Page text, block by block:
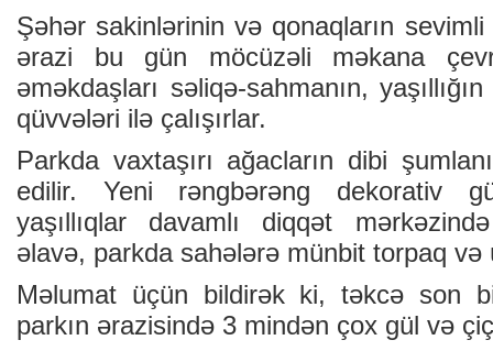
Şəhər sakinlərinin və qonaqların
ərazi bu gün möcüzəli məkana
əməkdaşları səliqə-sahmanın,
qüvvələri ilə çalışırlar.
Parkda vaxtaşırı ağacların dibi
edilir. Yeni rəngbərəng dekorativ
yaşıllıqlar davamlı diqqət
əlavə, parkda sahələrə münbit torpaq və
Məlumat üçün bildirək ki, təkcə son
parkın ərazisində 3 mindən çox gül və